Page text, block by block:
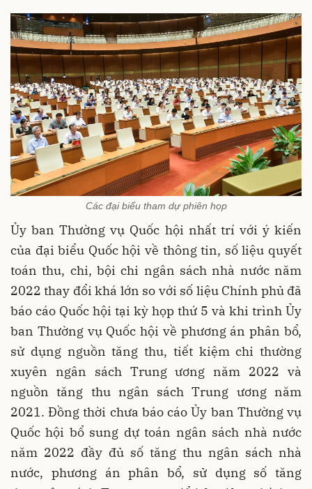
Các đại biểu tham dự phiên họp
Ủy ban Thường vụ Quốc hội nhất trí với ý kiến
của đại biểu Quốc hội về thông tin, số liệu quyết
toán thu, chi, bội chi ngân sách nhà nước năm
2022 thay đổi khá lớn so với số liệu Chính phủ đã
báo cáo Quốc hội tại kỳ họp thứ 5 và khi trình Ủy
ban Thường vụ Quốc hội về phương án phân bổ,
sử dụng nguồn tăng thu, tiết kiệm chi thường
xuyên ngân sách Trung ương năm 2022 và
nguồn tăng thu ngân sách Trung ương năm
2021. Đồng thời chưa báo cáo Ủy ban Thường vụ
Quốc hội bổ sung dự toán ngân sách nhà nước
năm 2022 đầy đủ số tăng thu ngân sách nhà
nước, phương án phân bổ, sử dụng số tăng